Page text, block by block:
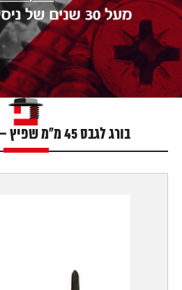
בורג לגבס 45 מ"מ שפיץ – קופסא 100 יח'